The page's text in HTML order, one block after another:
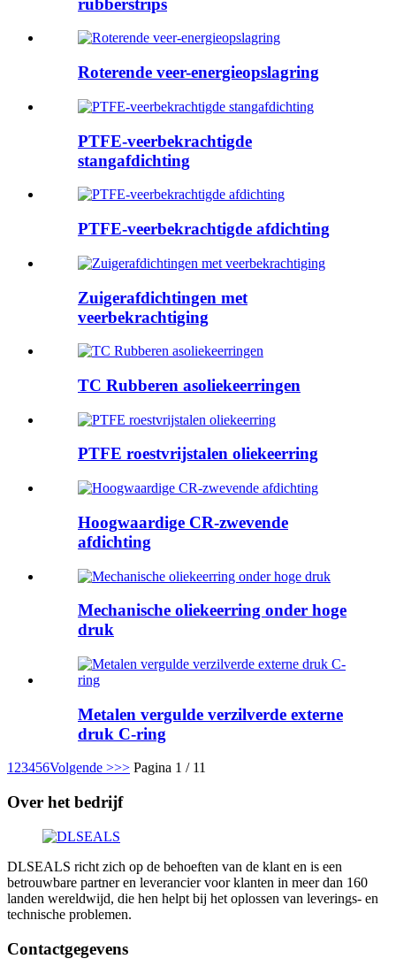
rubberstrips
Roterende veer-energieopslagring
PTFE-veerbekrachtigde
stangafdichting
PTFE-veerbekrachtigde afdichting
Zuigerafdichtingen met
veerbekrachtiging
TC Rubberen asoliekeerringen
PTFE roestvrijstalen oliekeerring
Hoogwaardige CR-zwevende
afdichting
Mechanische oliekeerring onder hoge
druk
Metalen vergulde verzilverde externe
druk C-ring
123456Volgende >>> Pagina 1 / 11
Over het bedrijf
DLSEALS richt zich op de behoeften van de klant en is een
betrouwbare partner en leverancier voor klanten in meer dan 160
landen wereldwijd, die hen helpt bij het oplossen van leverings- en
technische problemen.
Contactgegevens